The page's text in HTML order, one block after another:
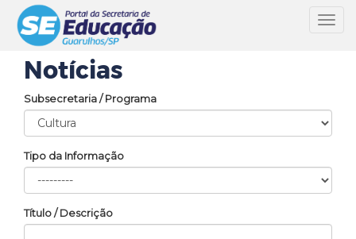
Notícias
Subsecretaria / Programa
Tipo da Informação
Título / Descrição